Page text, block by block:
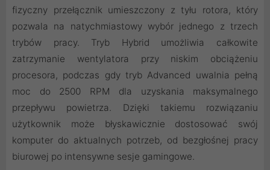
fizyczny przełącznik umieszczony z tyłu rotora, który
pozwala na natychmiastowy wybór jednego z trzech
trybów pracy. Tryb Hybrid umożliwia całkowite
zatrzymanie wentylatora przy niskim obciążeniu
procesora, podczas gdy tryb Advanced uwalnia pełną
moc do 2500 RPM dla uzyskania maksymalnego
przepływu powietrza. Dzięki takiemu rozwiązaniu
użytkownik może błyskawicznie dostosować swój
komputer do aktualnych potrzeb, od bezgłośnej pracy
biurowej po intensywne sesje gamingowe.